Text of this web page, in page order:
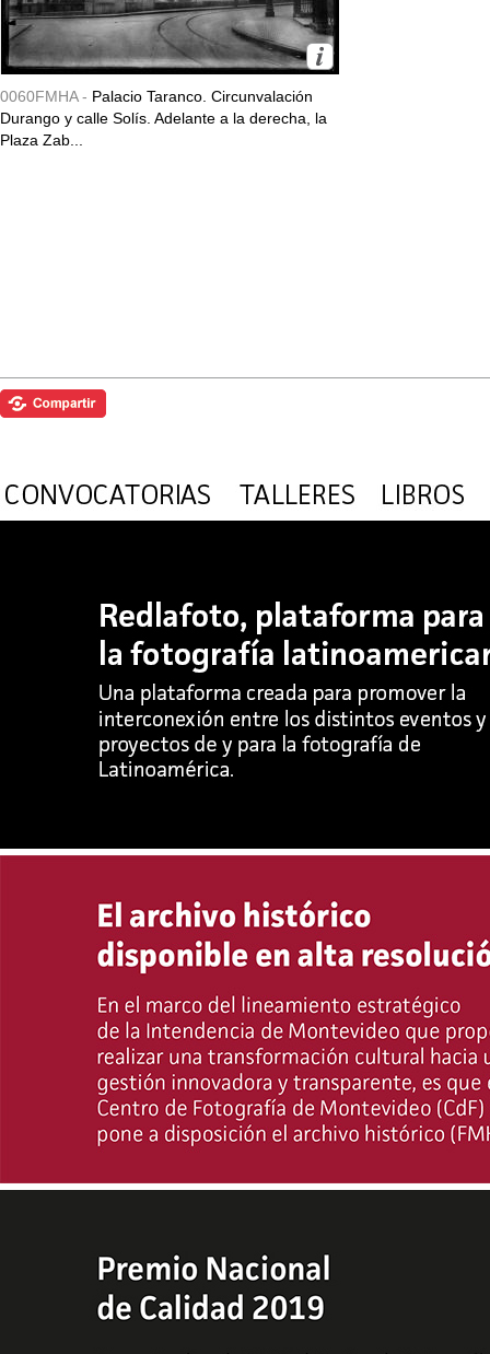
0060FMHA - Palacio Taranco. Circunvalación
Durango y calle Solís. Adelante a la derecha, la
Plaza Zab...